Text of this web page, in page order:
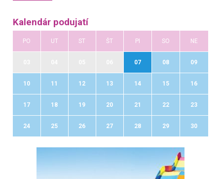
Kalendár podujatí
PO UT ST ŠT PI SO NE
07 08 09
10 11 12 13 14 15 16
17 18 19 20 21 22 23
24 25 26 27 28 29 30